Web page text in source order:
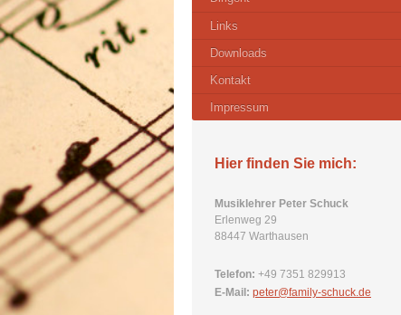
Links
Downloads
Kontakt
Impressum
Hier finden Sie mich:
Musiklehrer Peter Schuck
Erlenweg 29
88447 Warthausen
Telefon: +49 7351 829913
E-Mail: peter@family-schuck.de